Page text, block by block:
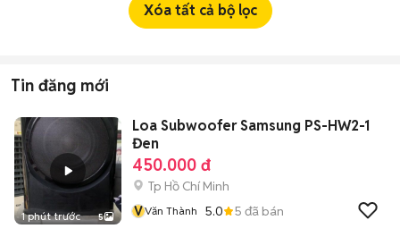
Xóa tất cả bộ lọc
Tin đăng mới
1 phút trước 5
Loa Subwoofer Samsung PS-HW2-1
Đen
450.000 đ
Tp Hồ Chí Minh
VVăn Thành 5.0 5 đã bán